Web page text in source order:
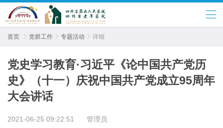
首页  党群工作  专题活动  详细
党史学习教育·习近平《论中国共产党历
史》（十一）庆祝中国共产党成立95周年
大会讲话
2021-06-25 09:22:51 管理员